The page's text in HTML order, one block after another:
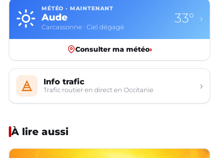
MÉTÉO · MAINTENANT
Aude
Carcassonne · Ciel dégagé
33° ›
Consulter ma météo›
Info trafic
Trafic routier en direct en Occitanie ›
À lire aussi